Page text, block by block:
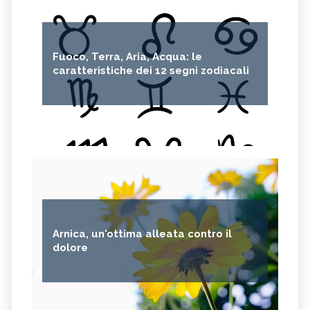
Fuoco, Terra, Aria, Acqua: le
caratteristiche dei 12 segni zodiacali
Arnica, un'ottima alleata contro il
dolore